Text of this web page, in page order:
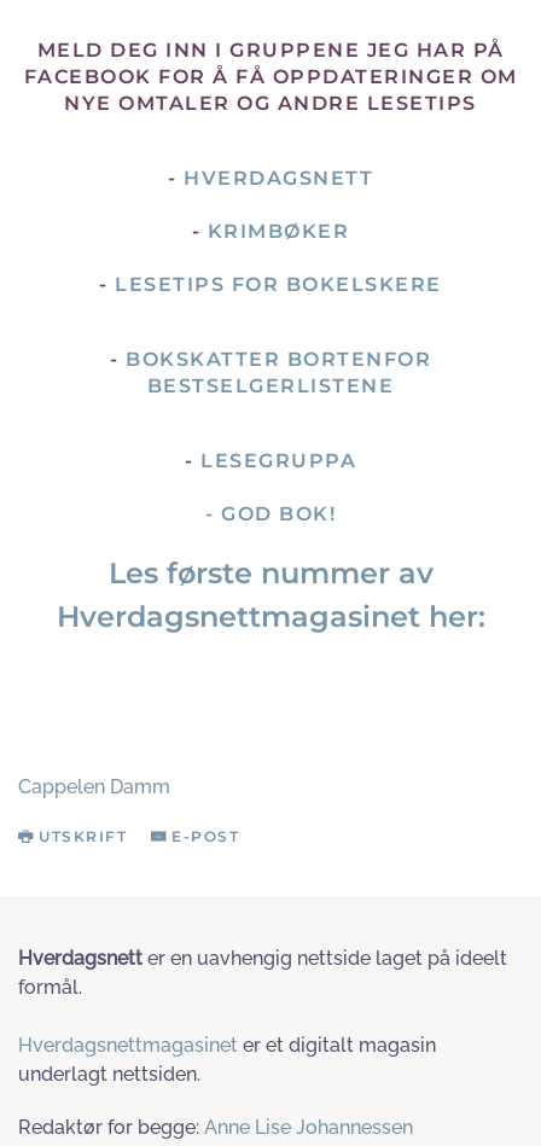
MELD DEG INN I GRUPPENE JEG HAR PÅ
FACEBOOK FOR Å FÅ OPPDATERINGER OM
NYE OMTALER OG ANDRE LESETIPS
- HVERDAGSNETT
- KRIMBØKER
- LESETIPS FOR BOKELSKERE
- BOKSKATTER BORTENFOR
BESTSELGERLISTENE
- LESEGRUPPA
- GOD BOK!
Les første nummer av
Hverdagsnettmagasinet her:
Cappelen Damm
UTSKRIFT E-POST
Hverdagsnett er en uavhengig nettside laget på ideelt
formål.
Hverdagsnettmagasinet er et digitalt magasin
underlagt nettsiden.
Redaktør for begge: Anne Lise Johannessen